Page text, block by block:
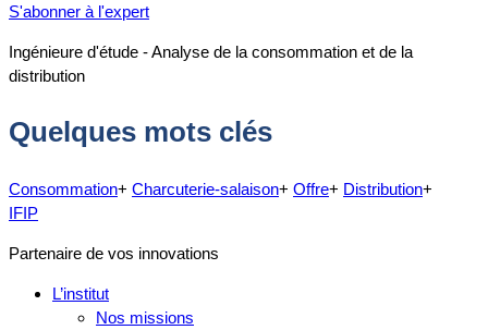
S'abonner à l'expert
Ingénieure d'étude - Analyse de la consommation et de la
distribution
Quelques mots clés
Consommation+ Charcuterie-salaison+ Offre+ Distribution+
IFIP
Partenaire de vos innovations
L’institut
Nos missions